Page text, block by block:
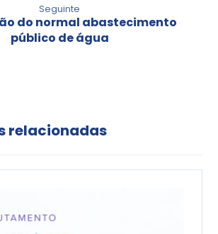
Seguinte
do normal abastecimento
público de água
relacionadas